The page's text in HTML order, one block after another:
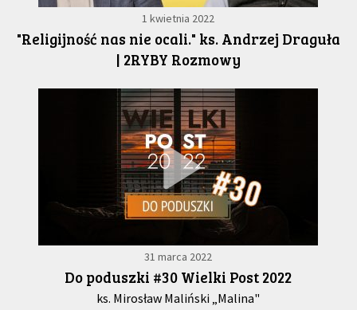
1 kwietnia 2022
"Religijność nas nie ocali." ks. Andrzej Draguła
| 2RYBY Rozmowy
31 marca 2022
Do poduszki #30 Wielki Post 2022
ks. Mirosław Maliński „Malina"